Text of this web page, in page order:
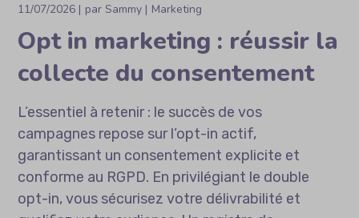
11/07/2026 parSammy Marketing
Opt in marketing : réussir la
collecte du consentement
L’essentiel à retenir : le succès de vos
campagnes repose sur l’opt-in actif,
garantissant un consentement explicite et
conforme au RGPD. En privilégiant le double
opt-in, vous sécurisez votre délivrabilité et